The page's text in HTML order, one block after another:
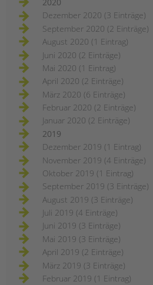
Dezember 2020 (3 Einträge)
September 2020 (2 Einträge)
August 2020 (1 Eintrag)
Juni 2020 (2 Einträge)
Mai 2020 (1 Eintrag)
April 2020 (2 Einträge)
März 2020 (6 Einträge)
Februar 2020 (2 Einträge)
Januar 2020 (2 Einträge)
2019
Dezember 2019 (1 Eintrag)
November 2019 (4 Einträge)
Oktober 2019 (1 Eintrag)
September 2019 (3 Einträge)
August 2019 (3 Einträge)
Juli 2019 (4 Einträge)
Juni 2019 (3 Einträge)
Mai 2019 (3 Einträge)
April 2019 (2 Einträge)
März 2019 (3 Einträge)
Februar 2019 (1 Eintrag)